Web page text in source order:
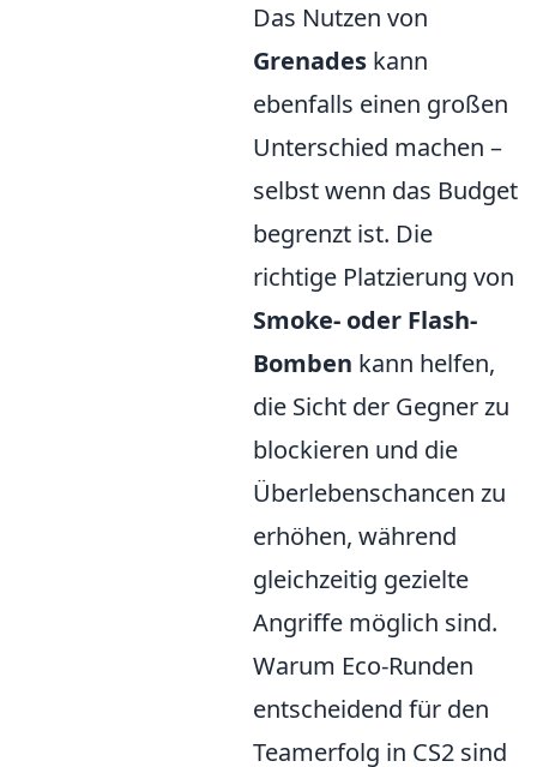
Das Nutzen von
Grenades kann
ebenfalls einen großen
Unterschied machen –
selbst wenn das Budget
begrenzt ist. Die
richtige Platzierung von
Smoke- oder Flash-
Bomben kann helfen,
die Sicht der Gegner zu
blockieren und die
Überlebenschancen zu
erhöhen, während
gleichzeitig gezielte
Angriffe möglich sind.
Warum Eco-Runden
entscheidend für den
Teamerfolg in CS2 sind